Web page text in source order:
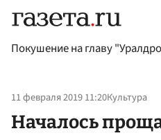
Покушение на главу
11 февраля 2019 11:20Культура
Началось